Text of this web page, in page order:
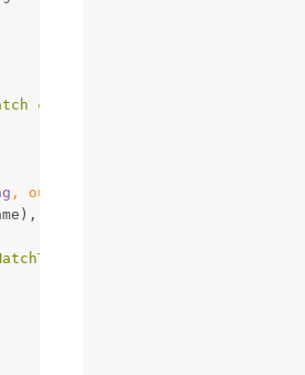
count: %v"
, outPutImgScene *gocv.Mat)
gocv.IMReadUnchanged)
test"